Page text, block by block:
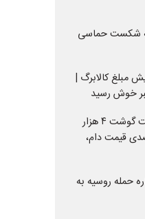
به شکست حماسی
مبلغ کالابرگ |
خوش رسید
ماجرای جهش میلیونی قیمت گوشت ۴ هزار
با افت ۳۰ درصدی قیمت دام،
حمله روسیه به